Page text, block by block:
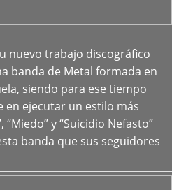
nuevo trabajo discográfico
banda de Metal formada en
siendo para ese tiempo
en ejecutar un estilo más
y “Suicidio Nefasto”
banda que sus seguidores